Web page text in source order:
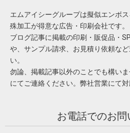
エムアイシーグループは擬似エンボ
殊加工が得意な広告・印刷会社です。
ブログ記事に掲載の印刷・販促品・
や、サンプル請求、お見積り依頼な
い。
勿論、掲載記事以外のことでも構い
にてご連絡ください。弊社営業にて対
お電話でのお問